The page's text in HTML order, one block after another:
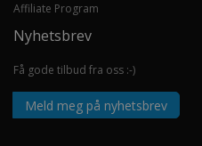
Affiliate Program
Nyhetsbrev
Få gode tilbud fra oss :-)
Meld meg på nyhetsbrev